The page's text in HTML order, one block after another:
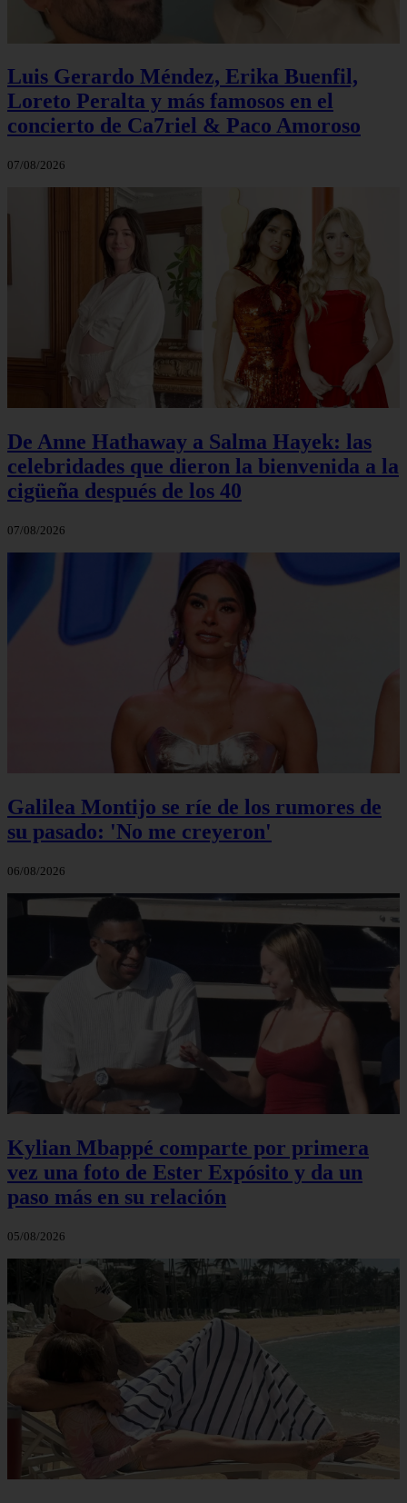
Luis Gerardo Méndez, Erika Buenfil,
Loreto Peralta y más famosos en el
concierto de Ca7riel & Paco Amoroso
07/08/2026
De Anne Hathaway a Salma Hayek: las
celebridades que dieron la bienvenida a la
cigüeña después de los 40
07/08/2026
Galilea Montijo se ríe de los rumores de
su pasado: 'No me creyeron'
06/08/2026
Kylian Mbappé comparte por primera
vez una foto de Ester Expósito y da un
paso más en su relación
05/08/2026